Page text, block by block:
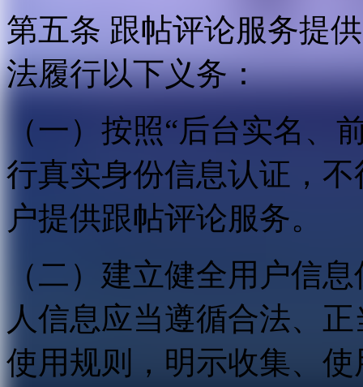
第五条 跟帖评论服务提
法履行以下义务：
（一）按照“后台实名、
行真实身份信息认证，
户提供跟帖评论服务。
（二）建立健全用户信
人信息应当遵循合法、
使用规则，明示收集、